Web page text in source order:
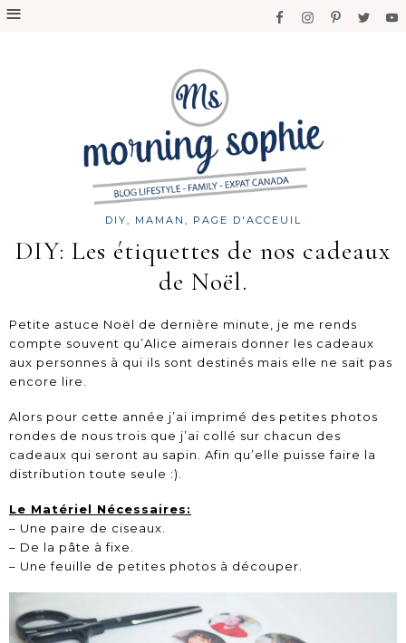
DIY, MAMAN , PAGE D'ACCEUIL
DIY: Les étiquettes de nos cadeaux
de Noël.
Petite astuce Noël de dernière minute, je me rends
compte souvent qu’Alice aimerais donner les cadeaux
aux personnes à qui ils sont destinés mais elle ne sait pas
encore lire.
Alors pour cette année j’ai imprimé des petites photos
rondes de nous trois que j’ai collé sur chacun des
cadeaux qui seront au sapin. Afin qu’elle puisse faire la
distribution toute seule :).
Le Matériel Nécessaires:
– Une paire de ciseaux.
– De la pâte à fixe.
– Une feuille de petites photos à découper.